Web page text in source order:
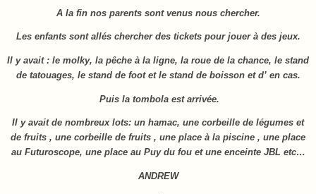
A la fin nos parents sont venus nous chercher.
Les enfants sont allés chercher des tickets pour jouer à des jeux.
Il y avait : le molky, la pêche à la ligne, la roue de la chance, le stand
de tatouages, le stand de foot et le stand de boisson et d’ en cas.
Puis la tombola est arrivée.
Il y avait de nombreux lots: un hamac, une corbeille de légumes et
de fruits , une corbeille de fruits , une place à la piscine , une place
au Futuroscope, une place au Puy du fou et une enceinte JBL etc…
ANDREW